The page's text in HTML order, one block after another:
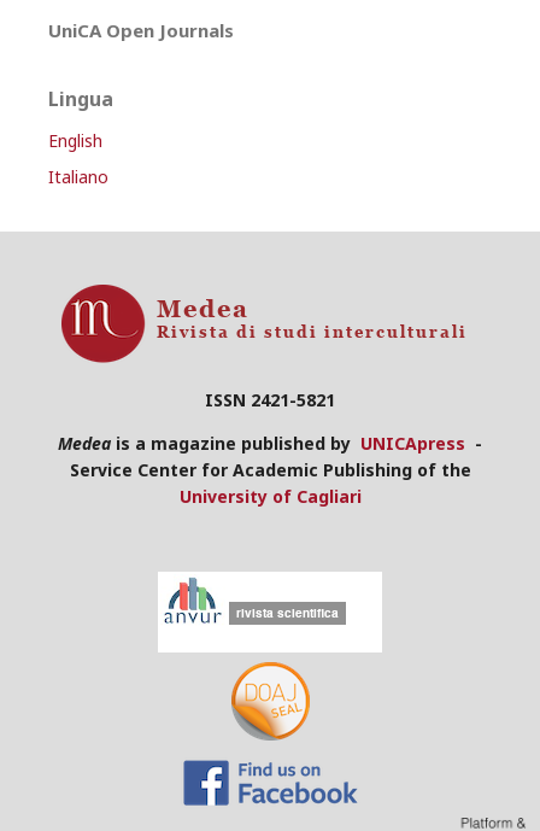
UniCA Open Journals
Lingua
English
Italiano
ISSN 2421-5821
Medea is a magazine published by UNICApress -
Service Center for Academic Publishing of the
University of Cagliari